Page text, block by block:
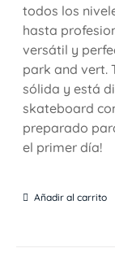
todos los
hasta
versátil y
park and vert.
sólida y está
skateboard
preparado
el primer día!
Añadir al carrito